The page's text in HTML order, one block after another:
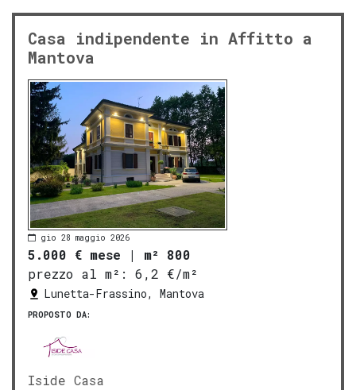
Casa indipendente in Affitto a
Mantova
gio 28 maggio 2026
5.000 € mese | m² 800
prezzo al m²:
6,2 €/m²
Lunetta-Frassino, Mantova
PROPOSTO DA:
Iside Casa